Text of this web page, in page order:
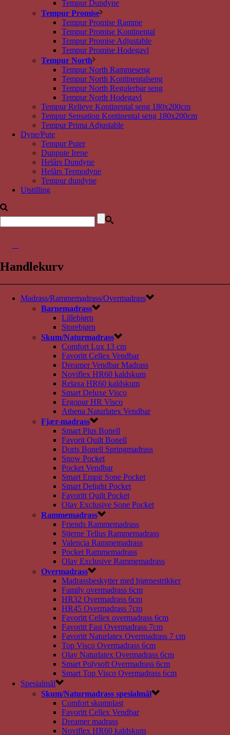
Tempur Dundyne
Tempur Promise
Tempur Promise Ramme
Tempur Promise Kontinental
Tempur Promise Adjustable
Tempur Promise Hodegavl
Tempur North
Tempur North Rammeseng
Tempur North Kontinentalseng
Tempur North Regulerbar seng
Tempur North Hodegavl
Tempur Relieve Kontinental seng 180x200cm
Tempur Sensation Kontinental seng 180x200cm
Tempur Prima Adjustable
Dyne/Pute
Tempur Puter
Dunpute Irene
Helårs Dundyne
Helårs Termodyne
Tempur dundyne
Utstilling
Handlekurv
Madrass/Rammemadrass/Overmadrass
Barnemadrass
Lillebjørn
Storebjørn
Skum/Naturmadrass
Comfort Lux 13 cm
Favoritt Cellex Vendbar
Dreamer Vendbar Madrass
Noviflex HR60 kaldskum
Relaxa HR60 kaldskum
Smart Deluxe Visco
Ergopur HR Visco
Athena Naturlatex Vendbar
Fjær-madrass
Smart Plus Bonell
Favorit Quilt Bonell
Doris Bonell Springmadrass
Snow Pocket
Pocket Vendbar
Smart Empir Sone Pocket
Smart Delight Pocket
Favoritt Quilt Pocket
Olav Exclusive Sone Pocket
Rammemadrass
Friends Rammemadrass
Stjerne Tellus Rammemadrass
Valencia Rammemadrass
Pocket Rammemadrass
Olav Exclusive Rammemadrass
Overmadrass
Madrassbeskytter med hjørnestrikker
Family overmadrass 6cm
HR32 Overmadrass 6cm
HR45 Overmadrass 7cm
Favoritt Cellex overmadrass 6cm
Favoritt Fast Overmadrass 7cm
Favoritt Naturlatex Overmadrass 7 cm
Top Visco Overmadrass 6cm
Olav Naturlatex Overmadrass 6cm
Smart Polysoft Overmadrass 6cm
Smart Top Visco Overmadrass 6cm
Spesialmål
Skum/Naturmadrass spesialmål
Comfort skumplast
Favoritt Cellex Vendbar
Dreamer madrass
Noviflex HR60 kaldskum